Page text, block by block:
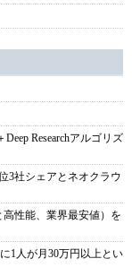
Researchアルゴリズ
3社シェアとネオクラウ
高性能、業界最安値）を
1人が月30万円以上とい